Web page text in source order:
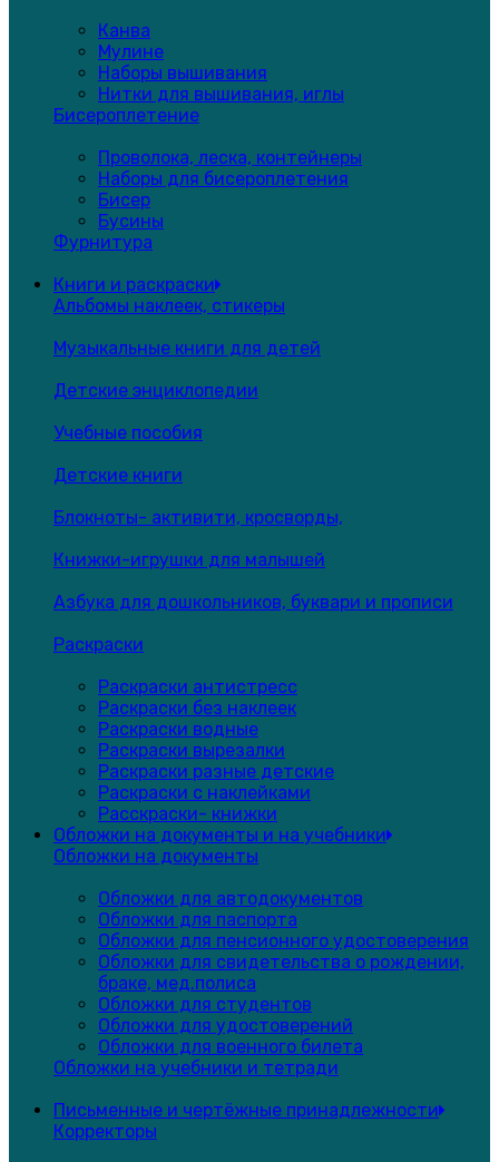
Канва
Мулине
Наборы вышивания
Нитки для вышивания, иглы
Бисероплетение
Проволока, леска, контейнеры
Наборы для бисероплетения
Бисер
Бусины
Фурнитура
Книги и раскраски
Альбомы наклеек, стикеры
Музыкальные книги для детей
Детские энциклопедии
Учебные пособия
Детские книги
Блокноты- активити, кросворды,
Книжки-игрушки для малышей
Азбука для дошкольников, буквари и прописи
Раскраски
Раскраски антистресс
Раскраски без наклеек
Раскраски водные
Раскраски вырезалки
Раскраски разные детские
Раскраски с наклейками
Расскраски- книжки
Обложки на документы и на учебники
Обложки на документы
Обложки для автодокументов
Обложки для паспорта
Обложки для пенсионного удостоверения
Обложки для свидетельства о рождении,
браке, мед.полиса
Обложки для студентов
Обложки для удостоверений
Обложки для военного билета
Обложки на учебники и тетради
Письменные и чертёжные принадлежности
Корректоры